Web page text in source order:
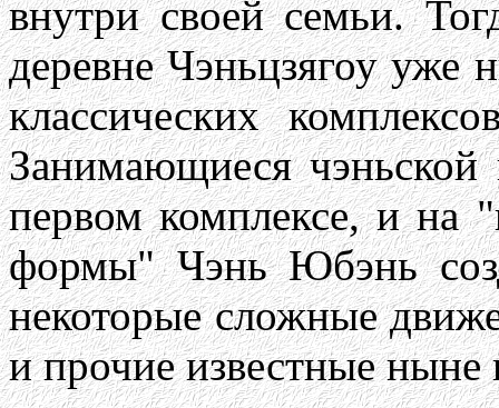
внутри своей семьи.
деревне Чэньцзягоу уже
классических
Занимающиеся чэньской
первом комплексе, и на
формы" Чэнь Юбэнь
некоторые сложные
и прочие известные ныне